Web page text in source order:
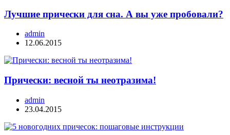
Лучшие прически для сна. А вы уже пробовали?
admin
12.06.2015
Прически: весной ты неотразима!
admin
23.04.2015